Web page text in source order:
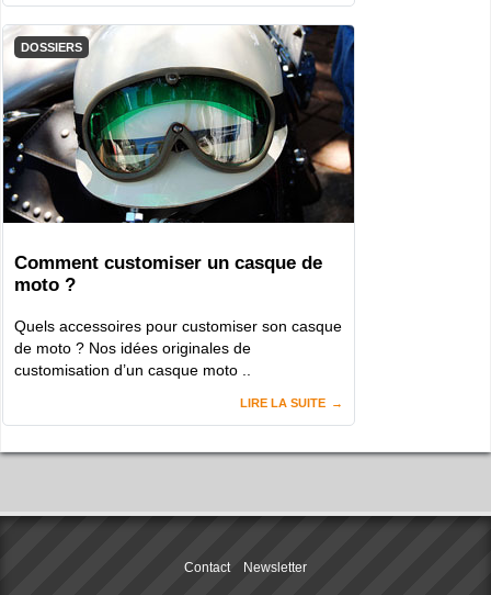
DOSSIERS
Comment customiser un casque de
moto ?
Quels accessoires pour customiser son casque
de moto ? Nos idées originales de
customisation d’un casque moto ..
LIRE LA SUITE
Contact Newsletter